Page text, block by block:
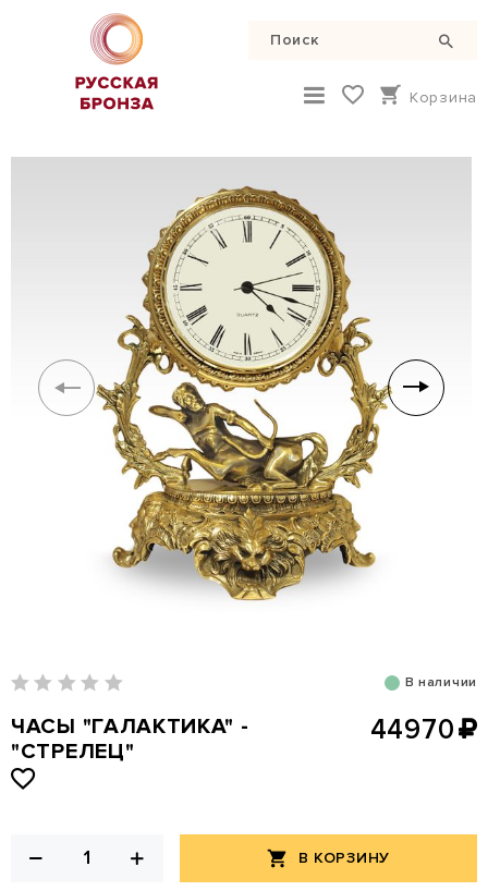
Корзина
В наличии
ЧАСЫ "ГАЛАКТИКА" -
"СТРЕЛЕЦ"
44970
В КОРЗИНУ